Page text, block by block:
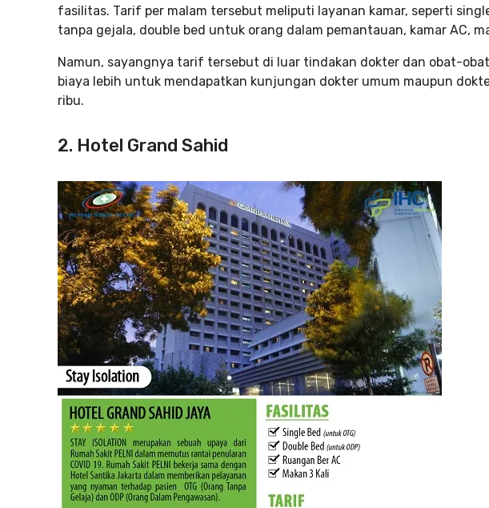
fasilitas. Tarif per malam tersebut meliputi layanan kamar, seperti
tanpa gejala, double bed untuk orang dalam pemantauan, kamar AC,
Namun, sayangnya tarif tersebut di luar tindakan dokter dan obat-
biaya lebih untuk mendapatkan kunjungan dokter umum maupun
ribu.
2. Hotel Grand Sahid